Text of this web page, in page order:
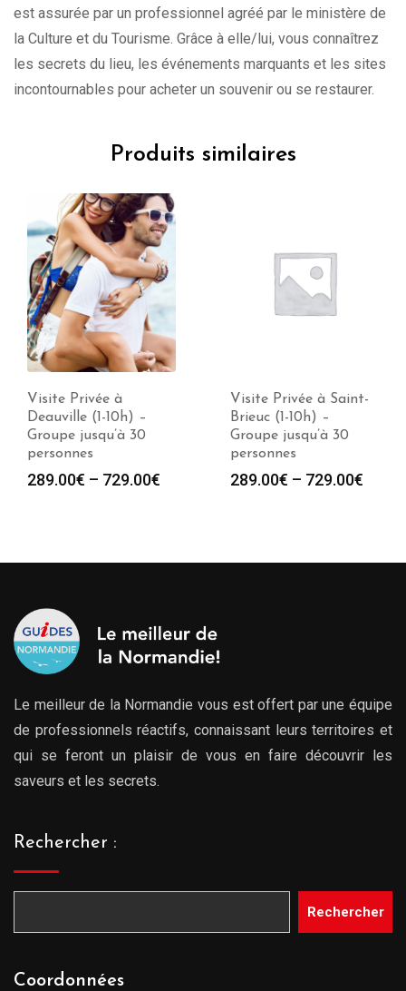
est assurée par un professionnel agréé par le ministère de
la Culture et du Tourisme. Grâce à elle/lui, vous connaîtrez
les secrets du lieu, les événements marquants et les sites
incontournables pour acheter un souvenir ou se restaurer.
Produits similaires
Visite Privée à
Deauville (1-10h) –
Groupe jusqu’à 30
personnes
289.00€ – 729.00€
Visite Privée à Saint-
Brieuc (1-10h) –
Groupe jusqu’à 30
personnes
289.00€ – 729.00€
Le meilleur de la Normandie vous est offert par une équipe
de professionnels réactifs, connaissant leurs territoires et
qui se feront un plaisir de vous en faire découvrir les
saveurs et les secrets.
Rechercher :
Rechercher
Coordonnées